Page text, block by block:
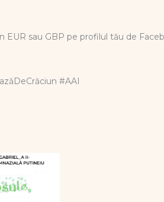
EUR sau GBP pe profilul tău de
#AAI